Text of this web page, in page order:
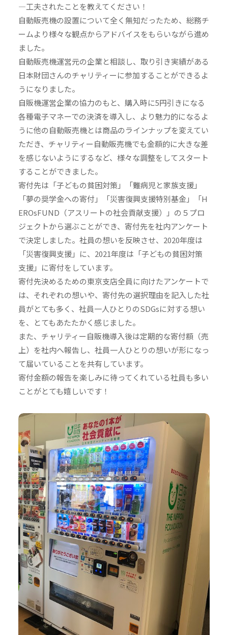
—工夫されたことを教えてください！
自動販売機の設置について全く無知だったため、総務チ
ームより様々な観点からアドバイスをもらいながら進め
ました。
自動販売機運営元の企業と相談し、取り引き実績がある
日本財団さんのチャリティーに参加することができるよ
うになりました。
自販機運営企業の協力のもと、購入時に5円引きになる
各種電子マネーでの決済を導入し、より魅力的になるよ
うに他の自動販売機とは商品のラインナップを変えてい
ただき、チャリティー自動販売機でも金額的に大きな差
を感じないようにするなど、様々な調整をしてスタート
することができました。
寄付先は「子どもの貧困対策」「難病児と家族支援」
「夢の奨学金への寄付」「災害復興支援特別基金」「H
EROsFUND（アスリートの社会貢献支援）」の５プロ
ジェクトから選ぶことができ、寄付先を社内アンケート
で決定しました。社員の想いを反映させ、2020年度は
「災害復興支援」に、2021年度は「子どもの貧困対策
支援」に寄付をしています。
寄付先決めるための東京支店全員に向けたアンケートで
は、それぞれの想いや、寄付先の選択理由を記入した社
員がとても多く、社員一人ひとりのSDGsに対する想い
を、とてもあたたかく感じました。
また、チャリティー自販機導入後は定期的な寄付額（売
上）を社内へ報告し、社員一人ひとりの想いが形になっ
て届いていることを共有しています。
寄付金額の報告を楽しみに待ってくれている社員も多い
ことがとても嬉しいです！